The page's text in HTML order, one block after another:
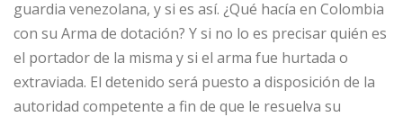
guardia venezolana, y si es así. ¿Qué hacía en Colombia
con su Arma de dotación? Y si no lo es precisar quién es
el portador de la misma y si el arma fue hurtada o
extraviada. El detenido será puesto a disposición de la
autoridad competente a fin de que le resuelva su